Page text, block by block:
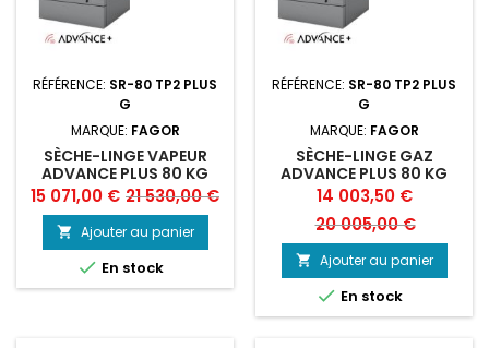
RÉFÉRENCE: SR-80 TP2 PLUS
G
MARQUE: FAGOR
SÈCHE-LINGE VAPEUR
ADVANCE PLUS 80 KG
FAGOR
Prix
15 071,00 € Prix
de
base
21 530,00 €
 Ajouter au panier
 En stock
RÉFÉRENCE: SR-80 TP2 PLUS
G
MARQUE: FAGOR
SÈCHE-LINGE GAZ
ADVANCE PLUS 80 KG
FAGOR
Prix
14 003,50 €Prix
de
base
20 005,00 €
 Ajouter au panier
 En stock